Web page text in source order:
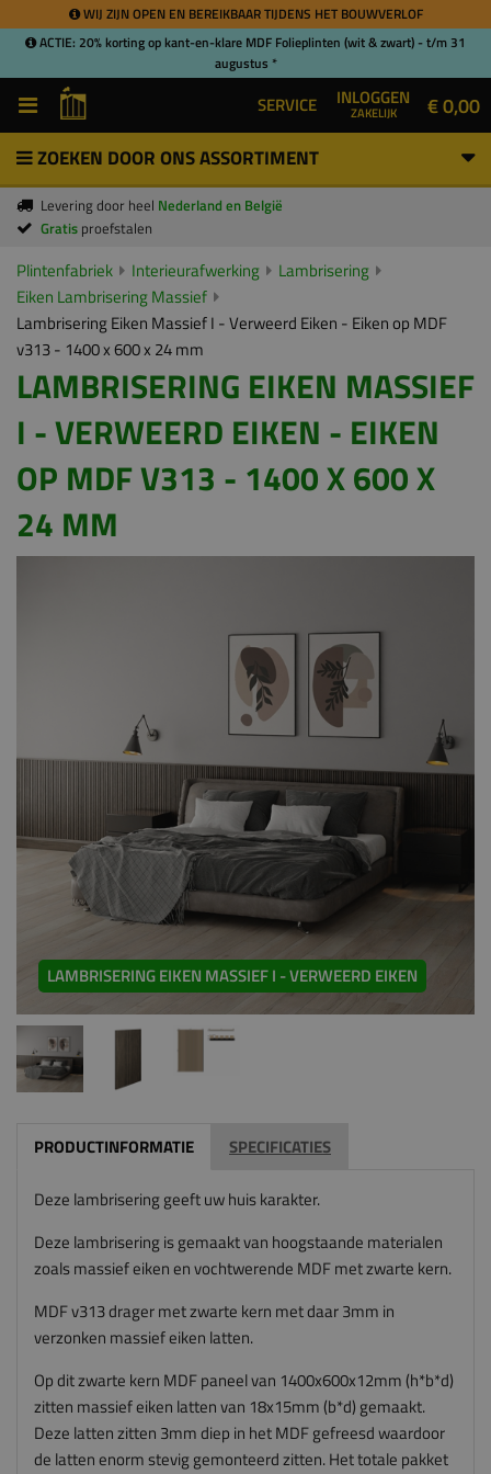
WIJ ZIJN OPEN EN BEREIKBAAR TIJDENS HET BOUWVERLOF
ACTIE: 20% korting op kant-en-klare MDF Folieplinten (wit & zwart) - t/m 31
augustus *
SERVICE INLOGGEN
ZAKELIJK € 0,00
ZOEKEN DOOR ONS ASSORTIMENT
Levering door heel Nederland en België
Gratis proefstalen
Plintenfabriek Interieurafwerking
Lambrisering
Eiken Lambrisering Massief
Lambrisering Eiken Massief I - Verweerd Eiken - Eiken op MDF
v313 - 1400 x 600 x 24 mm
LAMBRISERING EIKEN MASSIEF
I - VERWEERD EIKEN - EIKEN
OP MDF V313 - 1400 X 600 X
24 MM
LAMBRISERING EIKEN MASSIEF I - VERWEERD EIKEN
PRODUCTINFORMATIE SPECIFICATIES
Deze lambrisering geeft uw huis karakter.
Deze lambrisering is gemaakt van hoogstaande materialen
zoals massief eiken en vochtwerende MDF met zwarte kern.
MDF v313 drager met zwarte kern met daar 3mm in
verzonken massief eiken latten.
Op dit zwarte kern MDF paneel van 1400x600x12mm (h*b*d)
zitten massief eiken latten van 18x15mm (b*d) gemaakt.
Deze latten zitten 3mm diep in het MDF gefreesd waardoor
de latten enorm stevig gemonteerd zitten. Het totale pakket